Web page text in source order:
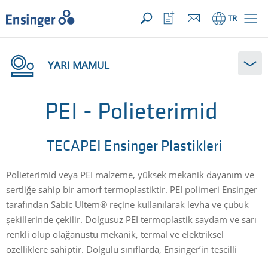
TALEBİNİZ ({{productCount}} ÜRÜNLER) AÇIK
Anasayfa TR
İzleme
listeni
aç
YARI MAMUL
PEI - Polieterimid
TECAPEI Ensinger Plastikleri
Polieterimid veya PEI malzeme, yüksek mekanik dayanım ve
sertliğe sahip bir amorf termoplastiktir. PEI polimeri Ensinger
tarafından Sabic Ultem® reçine kullanılarak levha ve çubuk
şekillerinde çekilir. Dolgusuz PEI termoplastik saydam ve sarı
renkli olup olağanüstü mekanik, termal ve elektriksel
özelliklere sahiptir. Dolgulu sınıflarda, Ensinger’in tescilli